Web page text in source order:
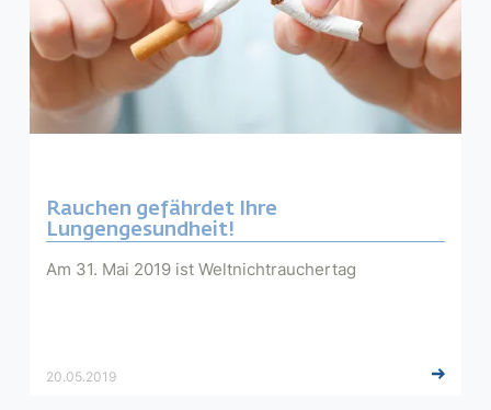
Rauchen gefährdet Ihre
Lungengesundheit!
Am 31. Mai 2019 ist Weltnichtrauchertag
20.05.2019